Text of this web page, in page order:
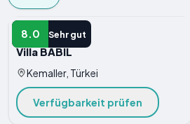
8.0 Sehr gut
VILLEN
Villa BABİL
Kemaller, Türkei
Verfügbarkeit prüfen